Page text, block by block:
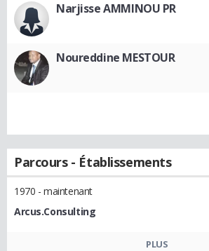
Narjisse AMMINOU PR
Noureddine MESTOUR
Parcours - Établissements
1970 - maintenant
Arcus.Consulting
PLUS